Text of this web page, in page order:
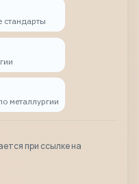
стандарты
металлургии
при ссылке на